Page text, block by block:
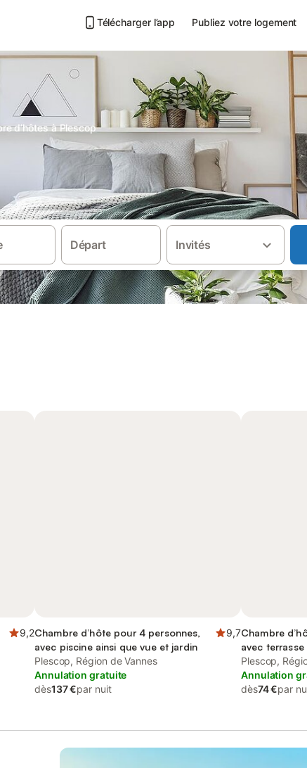
Télécharger l’app Publiez votre logement
d’hôtes à Plescop
Départ Invités
9,2Chambre d’hôte pour 4 personnes,
avec piscine ainsi que vue et jardin
9,7
Plescop, Région de Vannes
Annulation gratuite
dès137 €par nuit
Chambre
avec
Plescop,
Annulation
dès74 €par